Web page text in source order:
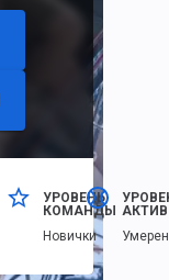
УРОВЕНЬ
КОМАНДЫ
Новички